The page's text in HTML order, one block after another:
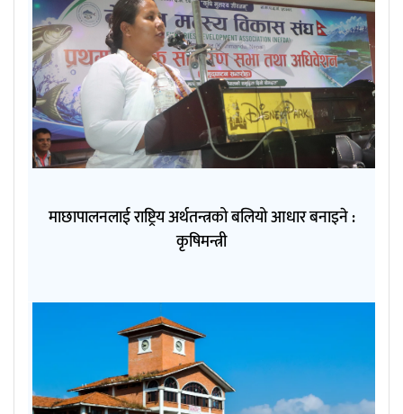
माछापालनलाई राष्ट्रिय अर्थतन्त्रको बलियो आधार बनाइने :
कृषिमन्त्री